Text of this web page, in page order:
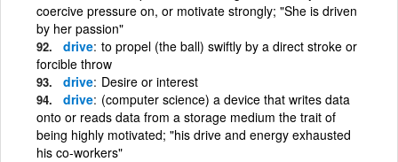
coercive pressure on, or motivate strongly; "She is driven
by her passion"
drive to propel (the ball) swiftly by a direct stroke or
forcible throw
drive Desire or interest
drive (computer science) a device that writes data
onto or reads data from a storage medium the trait of
being highly motivated; "his drive and energy exhausted
his co-workers"